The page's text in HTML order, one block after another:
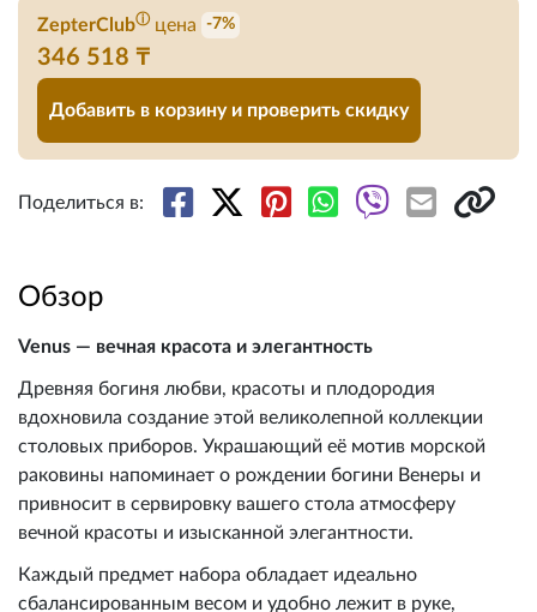
ZepterClubⓘ цена -7%
346 518 ₸
Добавить в корзину и проверить скидку
Поделиться в:
Обзор
Venus — вечная красота и элегантность
Древняя богиня любви, красоты и плодородия
вдохновила создание этой великолепной коллекции
столовых приборов. Украшающий её мотив морской
раковины напоминает о рождении богини Венеры и
привносит в сервировку вашего стола атмосферу
вечной красоты и изысканной элегантности.
Каждый предмет набора обладает идеально
сбалансированным весом и удобно лежит в руке,